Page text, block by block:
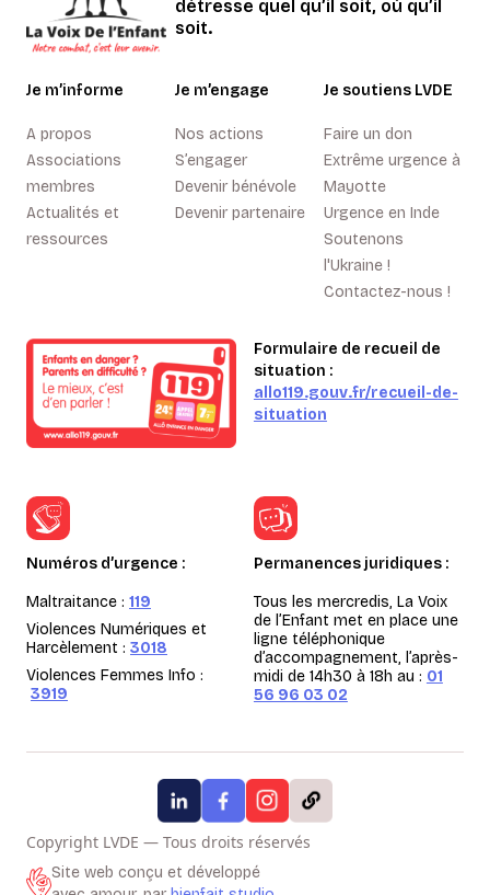
détresse quel qu’il soit, où qu’il
soit.
Je m’informe
A propos
Associations
membres
Actualités et
ressources
Je m’engage
Nos actions
S’engager
Devenir bénévole
Devenir partenaire
Je soutiens LVDE
Faire un don
Extrême urgence à
Mayotte
Urgence en Inde
Soutenons
l'Ukraine !
Contactez-nous !
Formulaire de recueil de
situation :
allo119.gouv.fr/recueil-de-
situation
Numéros d’urgence :
Maltraitance : 119
Violences Numériques et
Harcèlement : 3018
Violences Femmes Info :
3919
Permanences juridiques :
Tous les mercredis, La Voix
de l’Enfant met en place une
ligne téléphonique
d’accompagnement, l’après-
midi de 14h30 à 18h au : 01
56 96 03 02
Copyright LVDE — Tous droits réservés
Site web conçu et développé